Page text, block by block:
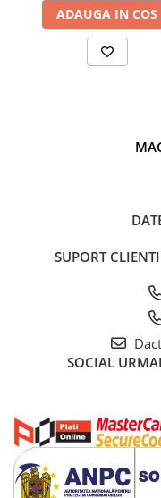
Designul inteligent al
curateniei pe masa sau
ADAUGA IN COS
SUPORT CLIENTI
SOCIAL